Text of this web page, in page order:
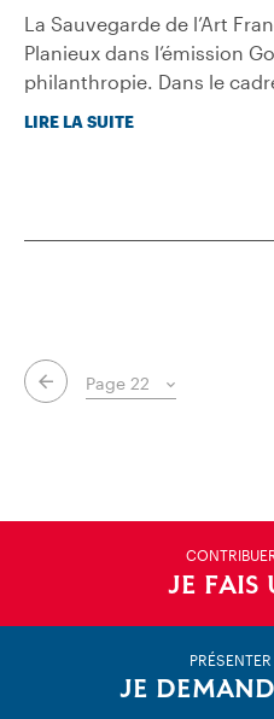
La Sauvegarde de l’Art
Planieux dans l’émission
philanthropie. Dans le
LIRE LA SUITE
JE FAIS
JE